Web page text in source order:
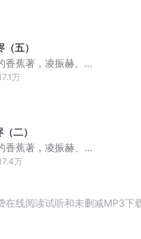
五）
香蕉著，凌振赫、
）
万
二）
香蕉著，凌振赫、
剧）
万
线阅读试听和未删减MP3下载